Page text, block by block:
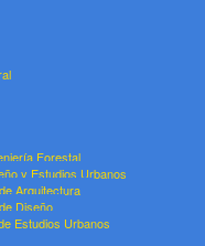
Forestal
y Estudios Urbanos
Arquitectura
Diseño
Estudios Urbanos